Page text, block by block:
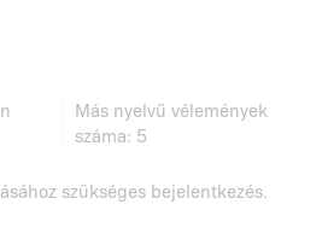
Más nyelvű vélemények
száma: 5
szükséges bejelentkezés.